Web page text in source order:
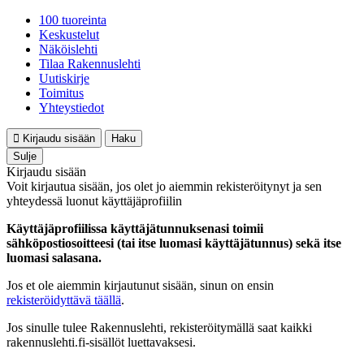
100 tuoreinta
Keskustelut
Näköislehti
Tilaa Rakennuslehti
Uutiskirje
Toimitus
Yhteystiedot
Kirjaudu sisään
Haku
Sulje
Kirjaudu sisään
Voit kirjautua sisään, jos olet jo aiemmin rekisteröitynyt ja sen
yhteydessä luonut käyttäjäprofiilin
Käyttäjäprofiilissa käyttäjätunnuksenasi toimii
sähköpostiosoitteesi (tai itse luomasi käyttäjätunnus) sekä itse
luomasi salasana.
Jos et ole aiemmin kirjautunut sisään, sinun on ensin
rekisteröidyttävä täällä.
Jos sinulle tulee Rakennuslehti, rekisteröitymällä saat kaikki
rakennuslehti.fi-sisällöt luettavaksesi.